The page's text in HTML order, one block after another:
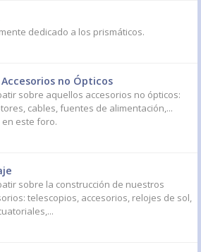
dedicado a los prismáticos.
no Ópticos
sobre aquellos accesorios no ópticos:
cables, fuentes de alimentación,...
este foro.
sobre la construcción de nuestros
telescopios, accesorios, relojes de sol,